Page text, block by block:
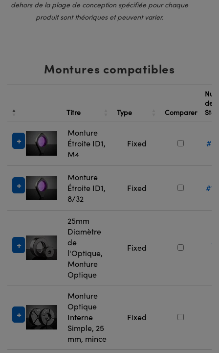
dehors de la plage de conception spécifiée pour chaque
produit sont théoriques et peuvent varier.
Montures compatibles
Titre Type Comparer
de
Monture
Étroite ID1,
M4
Fixed
Monture
Étroite ID1,
8/32
Fixed
25mm
Diamètre
de
l'Optique,
Monture
Optique
Fixed
Monture
Optique
Interne
Simple, 25
mm, mince
Fixed